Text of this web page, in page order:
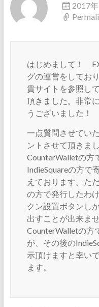
2017
はじめまして！
グの運営をしてお
貴サイトを参照し
頂きました。非常
うございました！
一点質問させてい
ントさせて頂きま
CounterWalletの方
IndieSquareの方で
えております。た
の方で発行したわ
クン設置ボタンし
出すことが出来ま
CounterWalletの方
が、その後の
示頂けますと幸い
ます。